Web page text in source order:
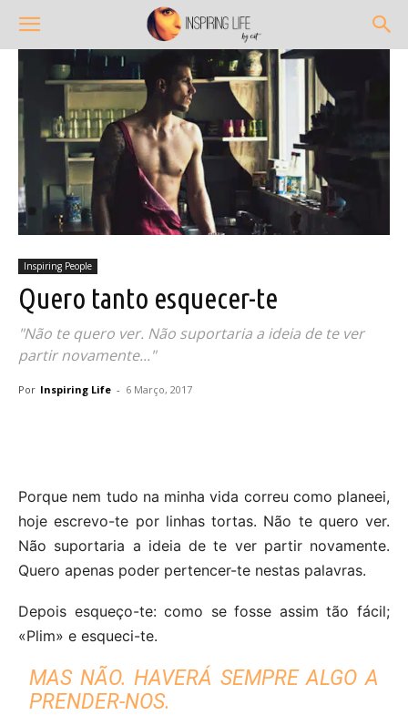
Inspiring People
Quero tanto esquecer-te
"Não te quero ver. Não suportaria a ideia de te ver
partir novamente..."
Por Inspiring Life - 6 Março, 2017
Porque nem tudo na minha vida correu como planeei,
hoje escrevo-te por linhas tortas. Não te quero ver.
Não suportaria a ideia de te ver partir novamente.
Quero apenas poder pertencer-te nestas palavras.
Depois esqueço-te: como se fosse assim tão fácil;
«Plim» e esqueci-te.
MAS NÃO. HAVERÁ SEMPRE ALGO A
PRENDER-NOS.